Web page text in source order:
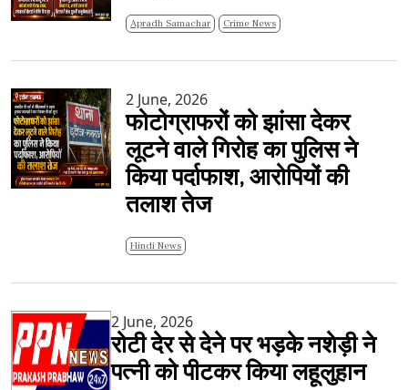
Apradh Samachar Crime News
2 June, 2026
फोटोग्राफरों को झांसा देकर
लूटने वाले गिरोह का पुलिस ने
किया पर्दाफाश, आरोपियों की
तलाश तेज
Hindi News
2 June, 2026
रोटी देर से देने पर भड़के नशेड़ी ने
पत्नी को पीटकर किया लहूलुहान